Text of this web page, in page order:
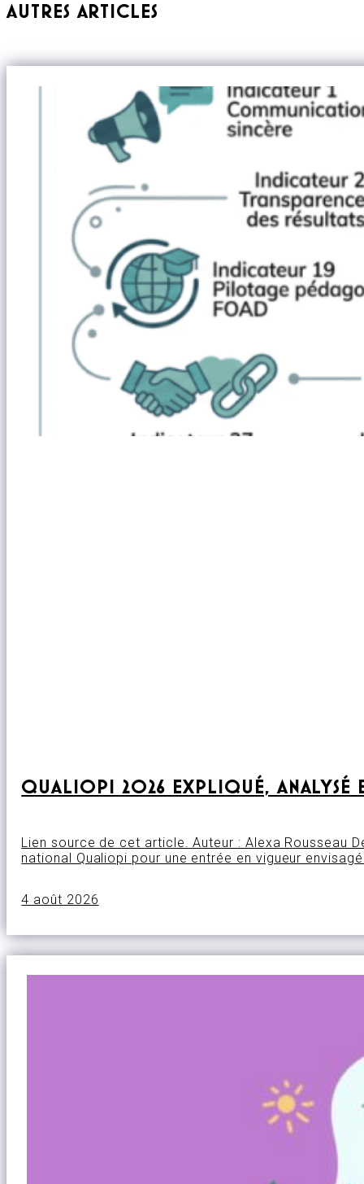
AUTRES ARTICLES
QUALIOPI 2026 EXPLIQUÉ, ANALYSÉ
Lien source de cet article. Auteur : Alexa Rousseau
national Qualiopi pour une entrée en vigueur
4 août 2026